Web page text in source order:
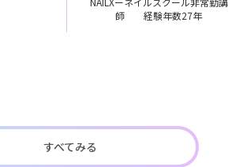
師 経験年数27年
すべてみる